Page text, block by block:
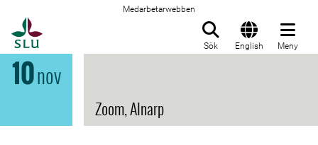
Medarbetarwebben
Sök English Meny
10nov
Zoom, Alnarp